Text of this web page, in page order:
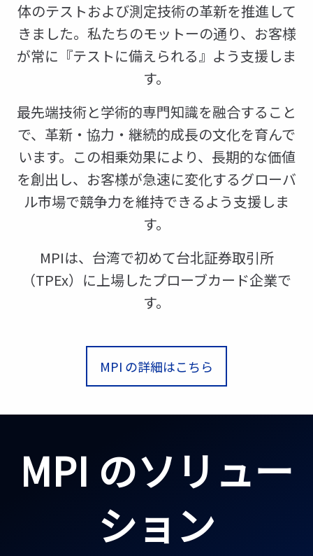
体のテストおよび測定技術の革新を推進して
きました。私たちのモットーの通り、お客様
が常に『テストに備えられる』よう支援しま
す。
最先端技術と学術的専門知識を融合すること
で、革新・協力・継続的成長の文化を育んで
います。この相乗効果により、長期的な価値
を創出し、お客様が急速に変化するグローバ
ル市場で競争力を維持できるよう支援しま
す。
MPIは、台湾で初めて台北証券取引所
（TPEx）に上場したプローブカード企業で
す。
MPI の詳細はこちら
MPI のソリュー
ション